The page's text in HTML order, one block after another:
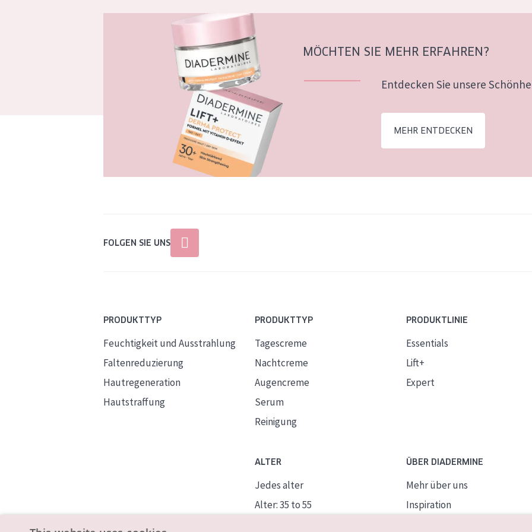
MÖCHTEN SIE MEHR ERFAHREN?
Entdecken Sie unsere
MEHR ENTDECKEN
FOLGEN SIE UNS
PRODUKTTYP
Feuchtigkeit und Ausstrahlung
Faltenreduzierung
Hautregeneration
Hautstraffung
PRODUKTTYP
Tagescreme
Nachtcreme
Augencreme
Serum
Reinigung
PRODUKTLINIE
Essentials
Lift+
Expert
ALTER
Jedes alter
Alter: 35 to 55
ÜBER DIADERMINE
Mehr über uns
Inspiration